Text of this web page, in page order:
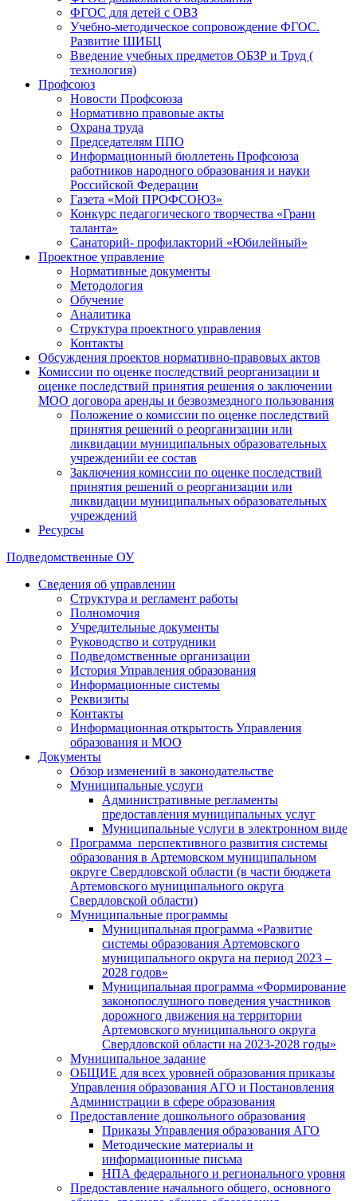
ФГОС для детей с ОВЗ
Учебно-методическое сопровождение ФГОС.
Развитие ШИБЦ
Введение учебных предметов ОБЗР и Труд (
технология)
Профсоюз
Новости Профсоюза
Нормативно правовые акты
Охрана труда
Председателям ППО
Информационный бюллетень Профсоюза
работников народного образования и науки
Российской Федерации
Газета «Мой ПРОФСОЮЗ»
Конкурс педагогического творчества «Грани
таланта»
Санаторий- профилакторий «Юбилейный»
Проектное управление
Нормативные документы
Методология
Обучение
Аналитика
Структура проектного управления
Контакты
Обсуждения проектов нормативно-правовых актов
Комиссии по оценке последствий реорганизации и
оценке последствий принятия решения о заключении
МОО договора аренды и безвозмездного пользования
Положение о комиссии по оценке последствий
принятия решений о реорганизации или
ликвидации муниципальных образовательных
учрежденийи ее состав
Заключения комиссии по оценке последствий
принятия решений о реорганизации или
ликвидации муниципальных образовательных
учреждений
Ресурсы
Подведомственные ОУ
Сведения об управлении
Структура и регламент работы
Полномочия
Учредительные документы
Руководство и сотрудники
Подведомственные организации
История Управления образования
Информационные системы
Реквизиты
Контакты
Информационная открытость Управления
образования и МОО
Документы
Обзор изменений в законодательстве
Муниципальные услуги
Административные регламенты
предоставления муниципальных услуг
Муниципальные услуги в электронном виде
Программа перспективного развития системы
образования в Артемовском муниципальном
округе Свердловской области (в части бюджета
Артемовского муниципального округа
Свердловской области)
Муниципальные программы
Муниципальная программа «Развитие
системы образования Артемовского
муниципального округа на период 2023 –
2028 годов»
Муниципальная программа «Формирование
законопослушного поведения участников
дорожного движения на территории
Артемовского муниципального округа
Свердловской области на 2023-2028 годы»
Муниципальное задание
ОБЩИЕ для всех уровней образования приказы
Управления образования АГО и Постановления
Администрации в сфере образования
Предоставление дошкольного образования
Приказы Управления образования АГО
Методические материалы и
информационные письма
НПА федерального и регионального уровня
Предоставление начального общего, основного